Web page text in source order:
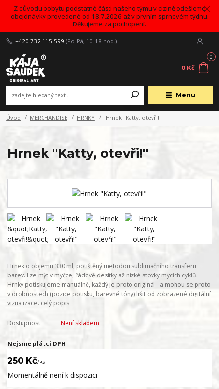
Z důvodu pobytu podstatné části našeho týmu v cizině odešleme
obejdnávky provedené od 18.7.2026 až v prvním sprnovém týdnu.
Děkujeme za pochopení.
Menu
+420 732 115 599 (Po-Pá, 10-18 hod.)
0
0 Kč
Úvod MERCHANDISE HRNKY Hrnek "Katty, otevři!"
Hrnek "Katty, otevři!"
Hrnek o objemu 330 ml, potištěný metodou sublimačního transferu
barev. Lze mýt v myčce, řádově desítky až nízké stovky mycích cyklů.
Hrnky potiskujeme manuálně, každý je proto originál - a mohou se proto
v drobnostech (pozice potisku, barevné tóny) lišit od zobrazené digitální
vizualizace. celý popis
Dostupnost Není skladem
Nejsme plátci DPH
250 Kč/ks
Momentálně není k dispozici